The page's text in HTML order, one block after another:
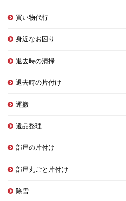
買い物代行
身近なお困り
退去時の清掃
退去時の片付け
運搬
遺品整理
部屋の片付け
部屋丸ごと片付け
除雪